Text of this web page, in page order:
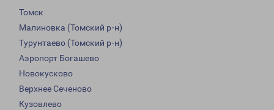
Томск
Малиновка (Томский р-н)
Турунтаево (Томский р-н)
Аэропорт Богашево
Новокусково
Верхнее Сеченово
Кузовлево